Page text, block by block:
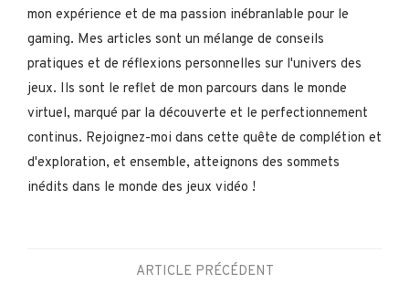
mon expérience et de ma passion inébranlable pour le
gaming. Mes articles sont un mélange de conseils
pratiques et de réflexions personnelles sur l'univers des
jeux. Ils sont le reflet de mon parcours dans le monde
virtuel, marqué par la découverte et le perfectionnement
continus. Rejoignez-moi dans cette quête de complétion et
d'exploration, et ensemble, atteignons des sommets
inédits dans le monde des jeux vidéo !
ARTICLE PRÉCÉDENT